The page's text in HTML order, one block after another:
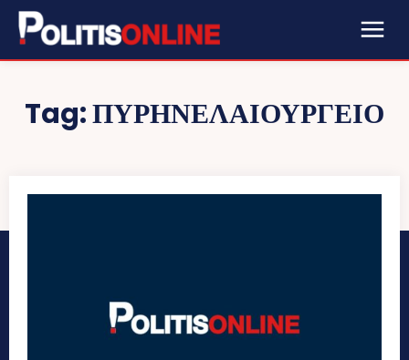
Tag:ΠΥΡΗΝΕΛΑΙΟΥΡΓΕΊΟ